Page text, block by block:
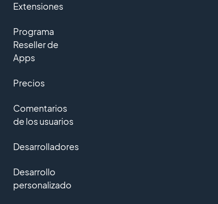
Extensiones
Programa
Reseller de
Apps
Precios
Comentarios
de los usuarios
Desarrolladores
Desarrollo
personalizado